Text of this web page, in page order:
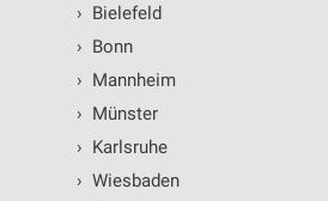
› Bielefeld
› Bonn
› Mannheim
› Münster
› Karlsruhe
› Wiesbaden